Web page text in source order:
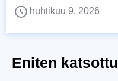
huhtikuu 9, 2026
Eniten katsottu